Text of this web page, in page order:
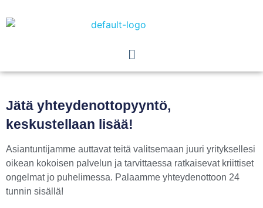
Jätä yhteydenottopyyntö,
keskustellaan lisää!
Asiantuntijamme auttavat teitä valitsemaan juuri yrityksellesi
oikean kokoisen palvelun ja tarvittaessa ratkaisevat kriittiset
ongelmat jo puhelimessa. Palaamme yhteydenottoon 24
tunnin sisällä!